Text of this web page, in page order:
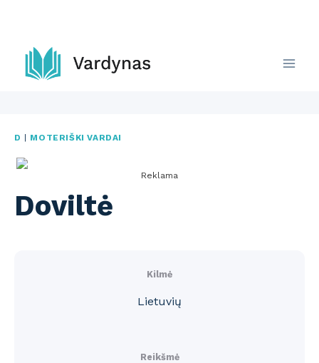
content
D | MOTERIŠKI VARDAI
Reklama
Doviltė
Kilmė
Lietuvių
Reikšmė